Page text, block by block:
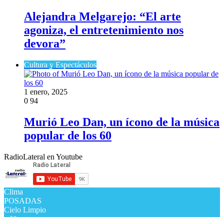
Alejandra Melgarejo: “El arte
agoniza, el entretenimiento nos
devora”
Cultura y Espectáculos
1 enero, 2025
0 94
Murió Leo Dan, un ícono de la música
popular de los 60
RadioLateral en Youtube
Clima
POSADAS
Cielo Limpio